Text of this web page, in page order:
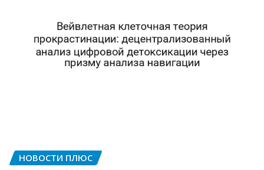
НОВОСТИ ПЛЮС